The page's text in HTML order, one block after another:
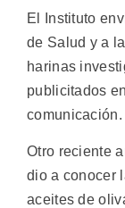
El Instituto
de Salud y a
harinas
publicitados
comunicación.
Otro reciente
dio a conocer
aceites de